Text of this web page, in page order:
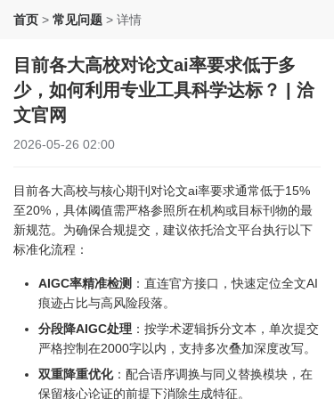
首页 > 常见问题 > 详情
目前各大高校对论文ai率要求低于多
少，如何利用专业工具科学达标？ | 洽
文官网
2026-05-26 02:00
目前各大高校与核心期刊对论文ai率要求通常低于15%
至20%，具体阈值需严格参照所在机构或目标刊物的最
新规范。为确保合规提交，建议依托洽文平台执行以下
标准化流程：
AIGC率精准检测 ：直连官方接口，快速定位全文AI
痕迹占比与高风险段落。
分段降AIGC处理 ：按学术逻辑拆分文本，单次提交
严格控制在2000字以内，支持多次叠加深度改写。
双重降重优化：配合语序调换与同义替换模块，在
保留核心论证的前提下消除生成特征。